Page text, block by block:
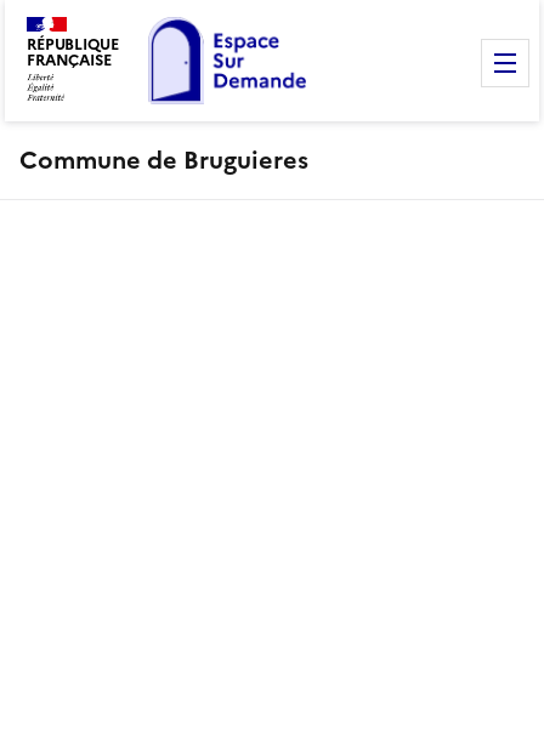
RÉPUBLIQUE
FRANÇAISE
Commune de Bruguieres